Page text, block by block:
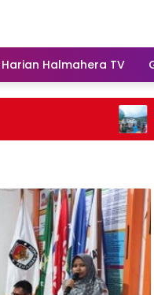
Harian Halmahera TV
Al